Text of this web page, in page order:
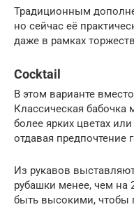
Традиционным
но сейчас её
даже в рамках
Cocktail
В этом варианте
Классическая бабочка
более ярких цветах
отдавая предпочтение
Из рукавов
рубашки менее, чем на
быть высокими, чтобы